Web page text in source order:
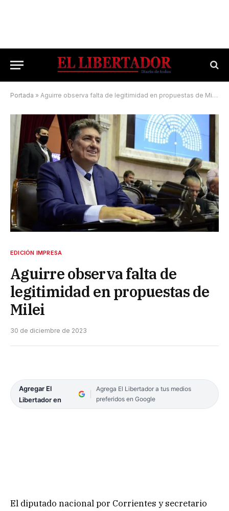
Portada » Aguirre observa falta de legitimidad en propuestas de Milei
EDICIÓN IMPRESA
Aguirre observa falta de
legitimidad en propuestas de
Milei
30 de diciembre de 2023
Agregar El
Libertador en
Agrega El Libertador a tus medios
preferidos en Google
El diputado nacional por Corrientes y secretario